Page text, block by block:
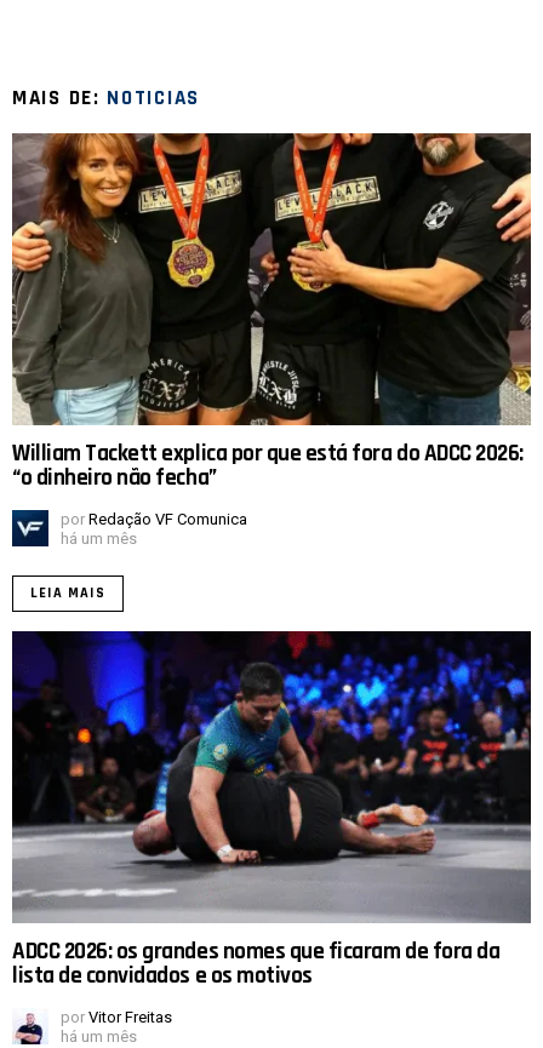
MAIS DE: NOTICIAS
William Tackett explica por que está fora do ADCC 2026:
“o dinheiro não fecha”
por Redação VF Comunica
há um mês
LEIA MAIS
ADCC 2026: os grandes nomes que ficaram de fora da
lista de convidados e os motivos
por Vitor Freitas
há um mês